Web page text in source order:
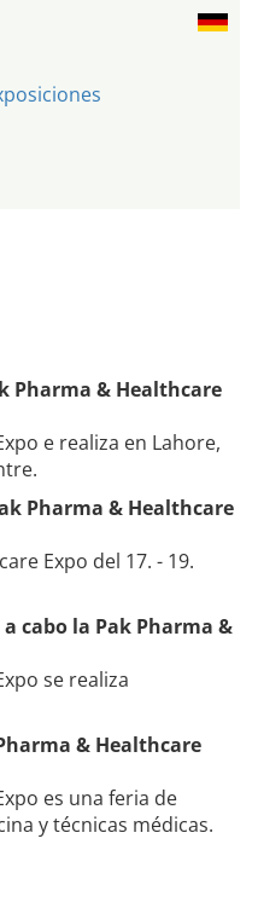
Pharma & Healthcare
e realiza en Lahore,
Pharma & Healthcare
Expo del 17. - 19.
cabo la Pak Pharma &
se realiza
& Healthcare
es una feria de
y técnicas médicas.